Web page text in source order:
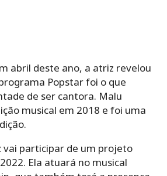
abril deste ano, a atriz revelou
Popstar foi o que
de ser cantora. Malu
musical em 2018 e foi uma
vai participar de um projeto
Ela atuará no musical